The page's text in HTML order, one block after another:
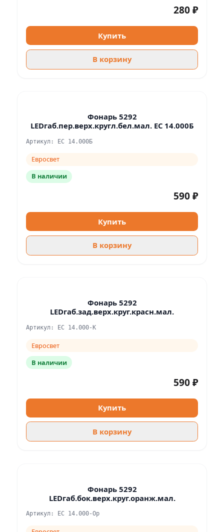
280 ₽
Купить
В корзину
Фонарь 5292
LEDгаб.пер.верх.кругл.бел.мал. ЕС 14.000Б
Артикул: ЕС 14.000Б
Евросвет
В наличии
590 ₽
Купить
В корзину
Фонарь 5292
LEDгаб.зад.верх.круг.красн.мал.
Артикул: ЕС 14.000-К
Евросвет
В наличии
590 ₽
Купить
В корзину
Фонарь 5292
LEDгаб.бок.верх.круг.оранж.мал.
Артикул: ЕС 14.000-Ор